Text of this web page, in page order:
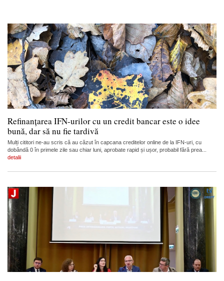
Refinanțarea IFN-urilor cu un credit bancar este o idee
bună, dar să nu fie tardivă
Mulți cititori ne-au scris că au căzut în capcana creditelor online de la IFN-uri, cu
dobândă 0 în primele zile sau chiar luni, aprobate rapid și ușor, probabil fără prea...
detalii